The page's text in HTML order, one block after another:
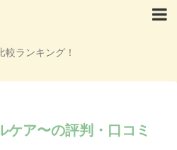
ランキング！
ケア〜の評判・口コミ